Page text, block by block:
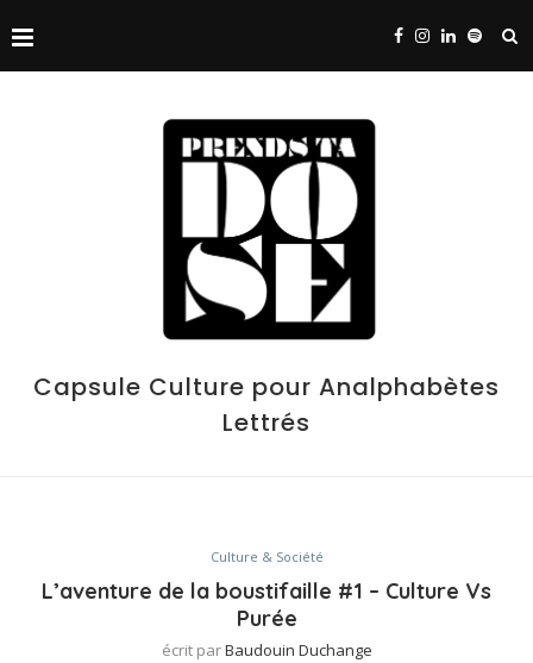
Capsule Culture pour Analphabètes
Lettrés
Culture & Société
L’aventure de la boustifaille #1 – Culture Vs
Purée
écrit parBaudouin Duchange